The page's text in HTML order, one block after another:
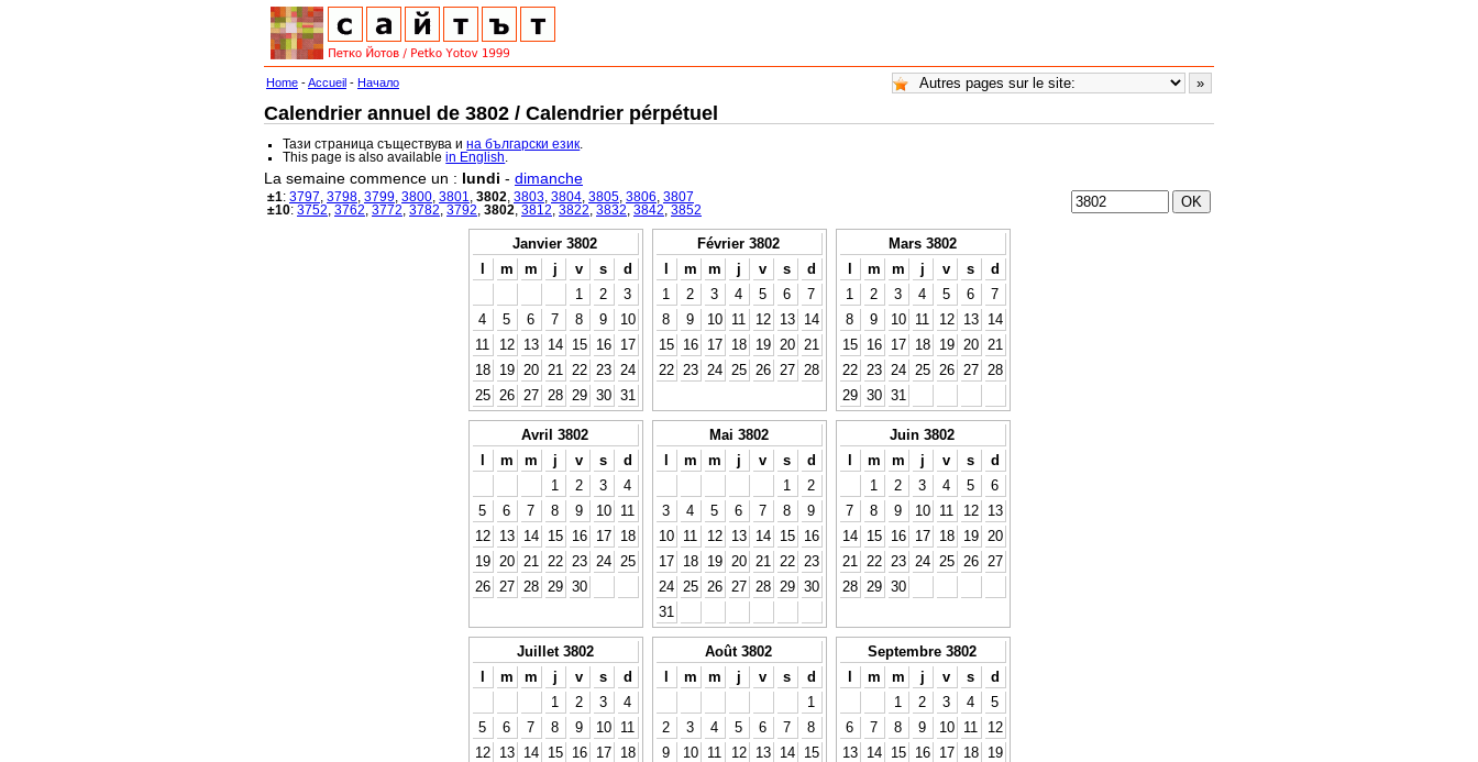
Home -Accueil - Начало
Calendrier annuel de 3802 / Calendrier pérpétuel
Тази страница съществува ина български език
This page is also availablein English
La semaine commence un : lundi - dimanche
±1: 3797 3798 3799 3800 3801 3802 3803 3804 3805 3806 3807
±10: 3752 3762 3772 3782 3792 3802 3812 3822 3832 3842 3852
Janvier 3802
l
m m j v s
d
1
2
3
4
5 6 7 8 9
10
11
12 13 14 15 16
17
18
19 20 21 22 23
24
25
26 27 28 29 30 31
Février 3802
l
m m j v s
d
1
2 3 4 5 6
7
8
9 10 11 12 13
14
15
16 17 18 19 20
21
22
23 24 25 26 27 28
Mars 3802
l
m m j v s
d
1
2 3 4 5 6
7
8
9 10 11 12 13
14
15
16 17 18 19 20
21
22
23 24 25 26 27
28
29 30 31
Avril 3802
l
m m j v s
d
1
2 3
4
5
6 7 8 9 10
11
12
13 14 15 16 17
18
19
20 21 22 23 24
25
26
27 28 29 30
Mai 3802
l
m m j v s
d
1
2
3
4 5 6 7 8
9
10
11 12 13 14 15
16
17
18 19 20 21 22
23
24
25 26 27 28 29 30
31
Juin 3802
l
m m j v s
d
1
2 3 4 5
6
7
8 9 10 11 12
13
14
15 16 17 18 19
20
21
22 23 24 25 26
27
28
29 30
Juillet 3802
l
m m j v s
d
1
2 3
4
5
6 7 8 9 10
11
12
13 14 15 16 17
18
Août 3802
l
m m j v s
d
1
2
3 4 5 6 7
8
9
10 11 12 13 14
15
Septembre 3802
l
m m j v s
d
1
2 3 4
5
6
7 8 9 10 11
12
13
14 15 16 17 18
19